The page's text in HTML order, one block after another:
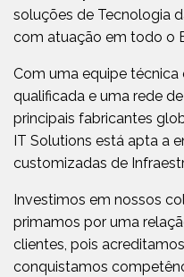
soluções de Tecnologia
com atuação em todo o
Com uma equipe
qualificada e uma rede
principais fabricantes
IT Solutions está apta a
customizadas de
Investimos em nossos
primamos por uma
clientes, pois
conquistamos